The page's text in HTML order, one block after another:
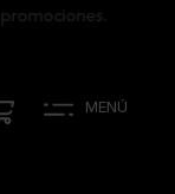
MENÚ